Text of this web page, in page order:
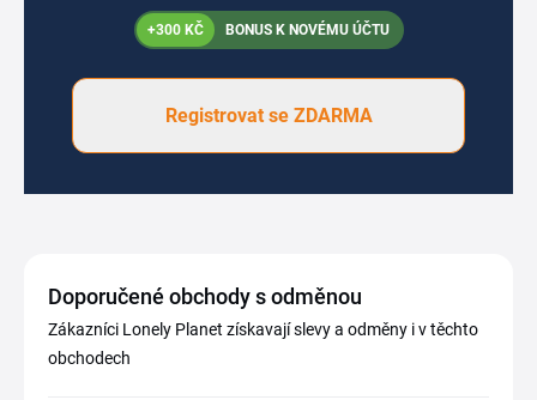
+300 KČ BONUS K NOVÉMU ÚČTU
Registrovat se ZDARMA
Doporučené obchody s odměnou
Zákazníci Lonely Planet získavají slevy a odměny i v těchto
obchodech